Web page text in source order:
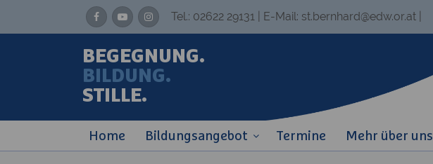
Tel.: 02622 29131 | E-Mail: st.bernhard@edw.or.at
BEGEGNUNG.
BILDUNG.
STILLE.
Home Bildungsangebot Termine Mehr über uns